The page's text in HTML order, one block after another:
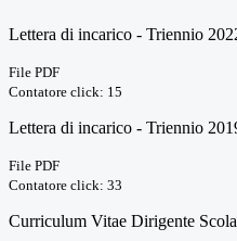
Lettera di incarico - Triennio
File PDF
Contatore click: 15
Lettera di incarico - Triennio
File PDF
Contatore click: 33
Curriculum Vitae Dirigente